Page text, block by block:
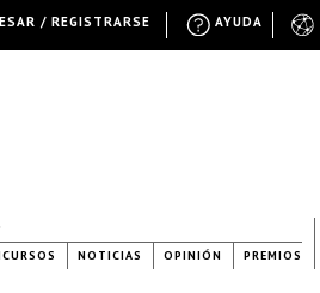
NOTICIAS OPINIÓN PREMIOS
AYUDA
/ REGISTRARSE